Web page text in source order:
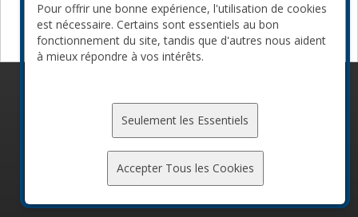
Pour offrir une bonne expérience, l'utilisation de cookies
est nécessaire. Certains sont essentiels au bon
fonctionnement du site, tandis que d'autres nous aident
à mieux répondre à vos intérêts.
Seulement les Essentiels
Accepter Tous les Cookies